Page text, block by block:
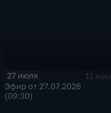
27 июля
11 мин
Эфир от 27.07.2026
(09:30)